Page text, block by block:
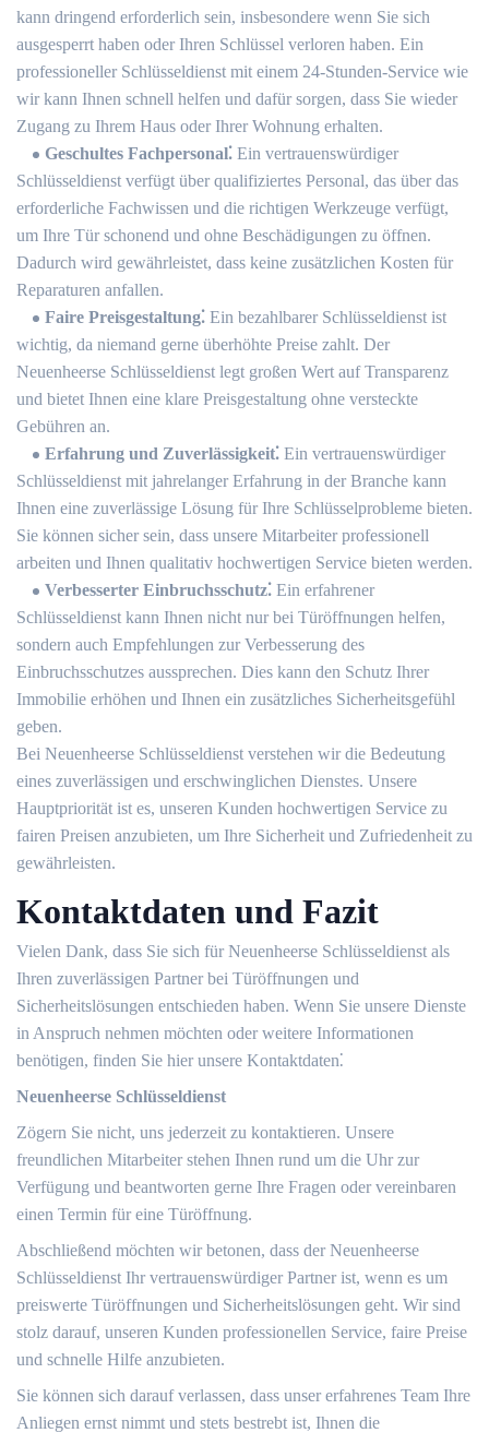
kann dringend erforderlich sein, insbesondere wenn Sie sich
ausgesperrt haben oder Ihren Schlüssel verloren haben.​ Ein
professioneller Schlüsseldienst mit einem 24-Stunden-Service wie
wir kann Ihnen schnell helfen und dafür sorgen, dass Sie wieder
Zugang zu Ihrem Haus oder Ihrer Wohnung erhalten.​
Geschultes Fachpersonal⁚ Ein vertrauenswürdiger
Schlüsseldienst verfügt über qualifiziertes Personal, das über das
erforderliche Fachwissen und die richtigen Werkzeuge verfügt,
um Ihre Tür schonend und ohne Beschädigungen zu öffnen.​
Dadurch wird gewährleistet, dass keine zusätzlichen Kosten für
Reparaturen anfallen.​
Faire Preisgestaltung⁚ Ein bezahlbarer Schlüsseldienst ist
wichtig, da niemand gerne überhöhte Preise zahlt.​ Der
Neuenheerse Schlüsseldienst legt großen Wert auf Transparenz
und bietet Ihnen eine klare Preisgestaltung ohne versteckte
Gebühren an.​
Erfahrung und Zuverlässigkeit⁚ Ein vertrauenswürdiger
Schlüsseldienst mit jahrelanger Erfahrung in der Branche kann
Ihnen eine zuverlässige Lösung für Ihre Schlüsselprobleme bieten.
Sie können sicher sein, dass unsere Mitarbeiter professionell
arbeiten und Ihnen qualitativ hochwertigen Service bieten werden.
Verbesserter Einbruchsschutz⁚ Ein erfahrener
Schlüsseldienst kann Ihnen nicht nur bei Türöffnungen helfen,
sondern auch Empfehlungen zur Verbesserung des
Einbruchsschutzes aussprechen.​ Dies kann den Schutz Ihrer
Immobilie erhöhen und Ihnen ein zusätzliches Sicherheitsgefühl
geben.​
Bei Neuenheerse Schlüsseldienst verstehen wir die Bedeutung
eines zuverlässigen und erschwinglichen Dienstes.​ Unsere
Hauptpriorität ist es, unseren Kunden hochwertigen Service zu
fairen Preisen anzubieten, um Ihre Sicherheit und Zufriedenheit zu
gewährleisten.​
Kontaktdaten und Fazit
Vielen Dank, dass Sie sich für Neuenheerse Schlüsseldienst als
Ihren zuverlässigen Partner bei Türöffnungen und
Sicherheitslösungen entschieden haben.​ Wenn Sie unsere Dienste
in Anspruch nehmen möchten oder weitere Informationen
benötigen, finden Sie hier unsere Kontaktdaten⁚
Neuenheerse Schlüsseldienst
Zögern Sie nicht, uns jederzeit zu kontaktieren. Unsere
freundlichen Mitarbeiter stehen Ihnen rund um die Uhr zur
Verfügung und beantworten gerne Ihre Fragen oder vereinbaren
einen Termin für eine Türöffnung.
Abschließend möchten wir betonen, dass der Neuenheerse
Schlüsseldienst Ihr vertrauenswürdiger Partner ist, wenn es um
preiswerte Türöffnungen und Sicherheitslösungen geht. Wir sind
stolz darauf, unseren Kunden professionellen Service, faire Preise
und schnelle Hilfe anzubieten.​
Sie können sich darauf verlassen, dass unser erfahrenes Team Ihre
Anliegen ernst nimmt und stets bestrebt ist, Ihnen die